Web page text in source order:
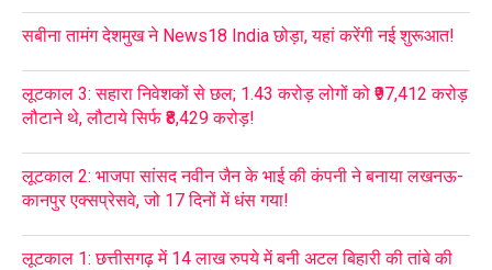
सबीना तामंग देशमुख ने News18 India छोड़ा, यहां करेंगी नई शुरूआत!
लूटकाल 3: सहारा निवेशकों से छल; 1.43 करोड़ लोगों को ₹97,412 करोड़
लौटाने थे, लौटाये सिर्फ ₹8,429 करोड़!
लूटकाल 2: भाजपा सांसद नवीन जैन के भाई की कंपनी ने बनाया लखनऊ-
कानपुर एक्सप्रेसवे, जो 17 दिनों में धंस गया!
लूटकाल 1: छत्तीसगढ़ में 14 लाख रुपये में बनी अटल बिहारी की तांबे की